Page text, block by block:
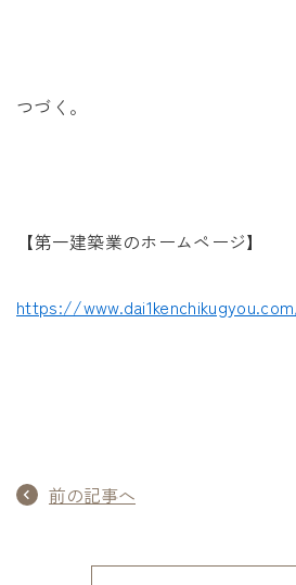
つづく。
【第一建築業のホームページ】
https://
前の記事へ